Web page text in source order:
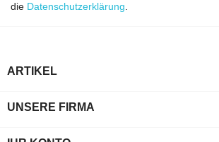
die Datenschutzerklärung
ARTIKEL
UNSERE FIRMA